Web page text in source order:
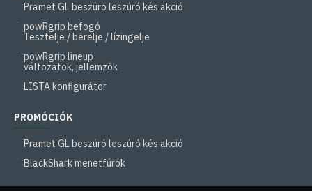
Pramet GL beszúró leszúró kés akció
powRgrip befogó
Tesztelje / bérelje / lízingelje
powRgrip lineup
változatok, jellemzők
LISTA konfigurátor
PROMÓCIÓK
Pramet GL beszúró leszúró kés akció
BlackShark menetfúrók